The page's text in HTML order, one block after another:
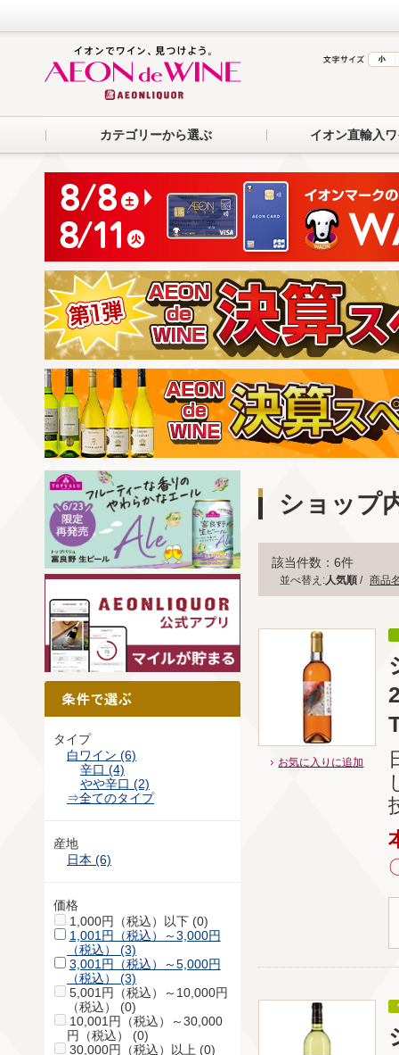
カテゴリーから選ぶ イオン直輸入
ショップ
該当件数：6件
並べ替え:人気順 / 商品
お気に入りに追加
タイプ
白ワイン (6)
辛口 (4)
やや辛口 (2)
⇒全てのタイプ
産地
日本 (6)
価格
1,000円（税込）以下 (0)
1,001円（税込）～3,000円
（税込） (3)
3,001円（税込）～5,000円
（税込） (3)
5,001円（税込）～10,000円
（税込） (0)
10,001円（税込）～30,000
円（税込） (0)
30,000円（税込）以上 (0)